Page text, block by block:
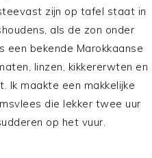
zijn op tafel staat in
als de zon onder
een bekende Marokkaanse
linzen, kikkererwten en
Ik maakte een makkelijke
die lekker twee uur
op het vuur.